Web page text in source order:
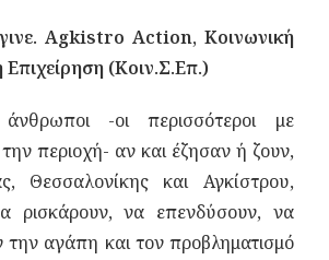
Agkistro Action, Κοινωνική
Επιχείρηση (Κοιν.Σ.Επ.)
-οι περισσότεροι με
περιοχή- αν και έζησαν ή ζουν,
Θεσσαλονίκης και Αγκίστρου,
ρισκάρουν, να επενδύσουν, να
την αγάπη και τον προβληματισμό